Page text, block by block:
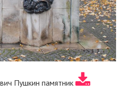
Пушкин памятник